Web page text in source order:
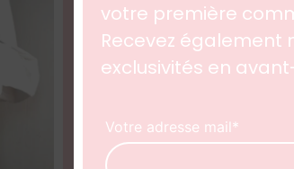
votre première
Recevez également
exclusivités en
Votre adresse mail*